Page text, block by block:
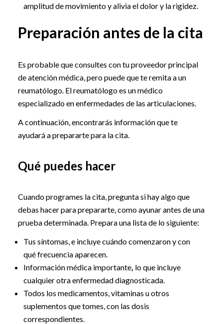
amplitud de movimiento y alivia el dolor y la rigidez.
Preparación antes de la cita
Es probable que consultes con tu proveedor principal
de atención médica, pero puede que te remita a un
reumatólogo. El reumatólogo es un médico
especializado en enfermedades de las articulaciones.
A continuación, encontrarás información que te
ayudará a prepararte para la cita.
Qué puedes hacer
Cuando programes la cita, pregunta si hay algo que
debas hacer para prepararte, como ayunar antes de una
prueba determinada. Prepara una lista de lo siguiente:
Tus síntomas, e incluye cuándo comenzaron y con
qué frecuencia aparecen.
Información médica importante, lo que incluye
cualquier otra enfermedad diagnosticada.
Todos los medicamentos, vitaminas u otros
suplementos que tomes, con las dosis
correspondientes.